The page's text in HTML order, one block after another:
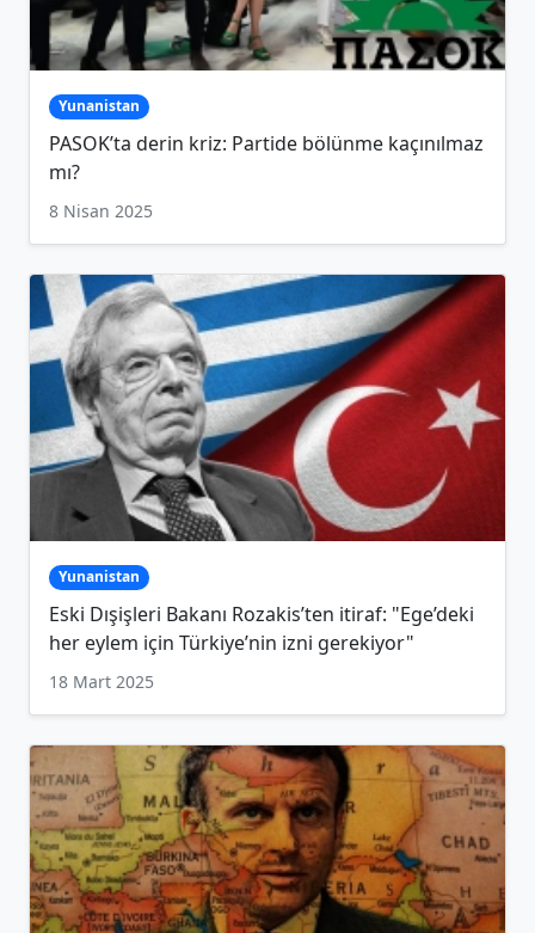
Yunanistan
PASOK’ta derin kriz: Partide bölünme kaçınılmaz
mı?
8 Nisan 2025
Yunanistan
Eski Dışişleri Bakanı Rozakis’ten itiraf: "Ege’deki
her eylem için Türkiye’nin izni gerekiyor"
18 Mart 2025